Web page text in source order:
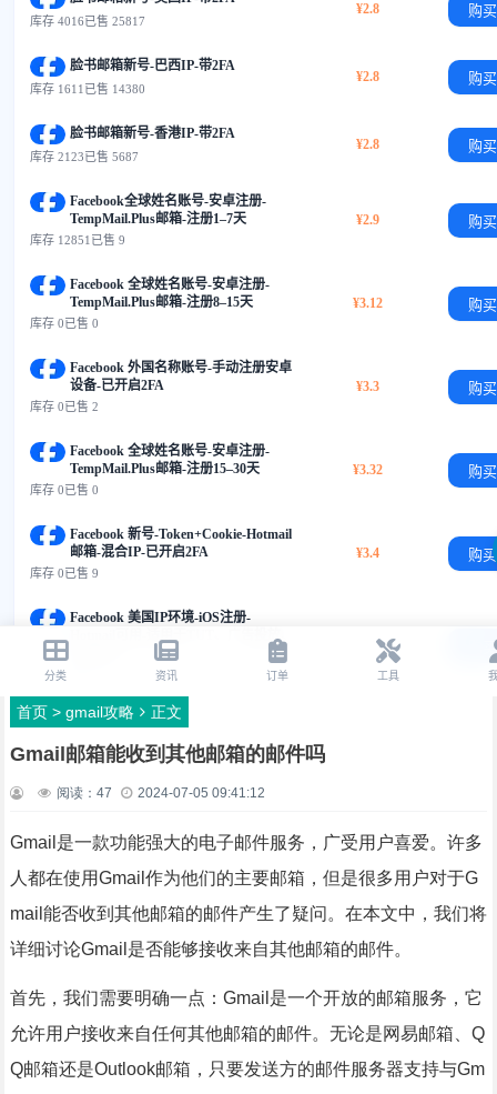
首页> gmail攻略 正文
Gmail邮箱能收到其他邮箱的邮件吗
阅读： 47 2024-07-05 09:41:12
Gmail是一款功能强大的电子邮件服务，广受用户喜爱。许多
人都在使用Gmail作为他们的主要邮箱，但是很多用户对于G
mail能否收到其他邮箱的邮件产生了疑问。在本文中，我们将
详细讨论Gmail是否能够接收来自其他邮箱的邮件。
首先，我们需要明确一点：Gmail是一个开放的邮箱服务，它
允许用户接收来自任何其他邮箱的邮件。无论是网易邮箱、Q
Q邮箱还是Outlook邮箱，只要发送方的邮件服务器支持与Gm